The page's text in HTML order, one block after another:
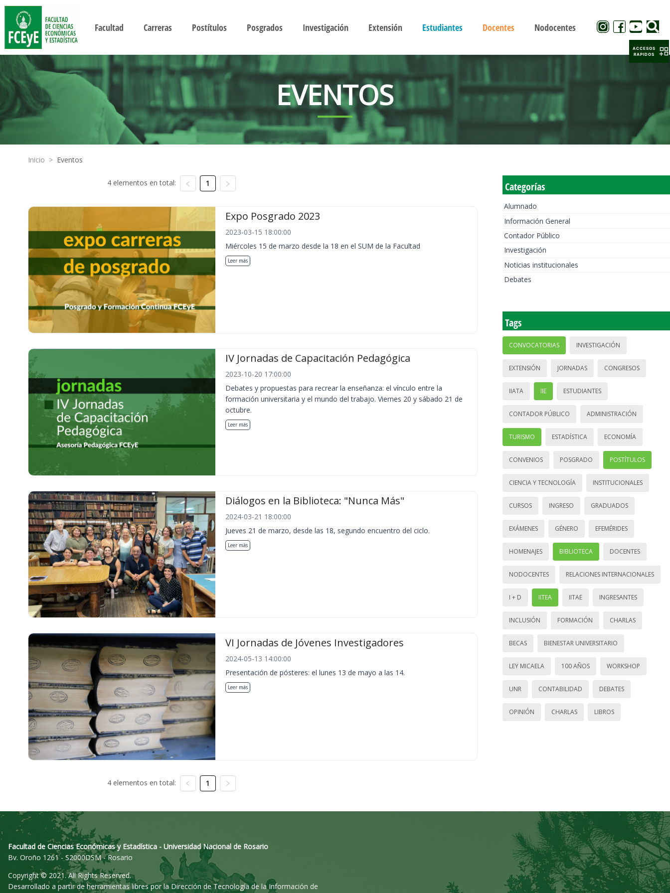
Facultad Carreras Postítulos Posgrados Investigación Extensión Estudiantes Docentes Nodocentes
EVENTOS
Inicio > Eventos
4 elementos en total: 1
Expo Posgrado 2023
2023-03-15 18:00:00
Miércoles 15 de marzo desde la 18 en el SUM de la Facultad
Leer más
IV Jornadas de Capacitación Pedagógica
2023-10-20 17:00:00
Debates y propuestas para recrear la enseñanza: el vínculo entre la
formación universitaria y el mundo del trabajo. Viernes 20 y sábado 21 de
octubre.
Leer más
Diálogos en la Biblioteca: "Nunca Más"
2024-03-21 18:00:00
Jueves 21 de marzo, desde las 18, segundo encuentro del ciclo.
Leer más
VI Jornadas de Jóvenes Investigadores
2024-05-13 14:00:00
Presentación de pósteres: el lunes 13 de mayo a las 14.
Leer más
4 elementos en total: 1
Categorías
Alumnado
Información General
Contador Público
Investigación
Noticias institucionales
Debates
Tags
CONVOCATORIAS INVESTIGACIÓN
EXTENSIÓN JORNADAS CONGRESOS
IIATA IIE ESTUDIANTES
CONTADOR PÚBLICO ADMINISTRACIÓN
TURISMO ESTADÍSTICA ECONOMÍA
CONVENIOS POSGRADO POSTÍTULOS
CIENCIA Y TECNOLOGÍA INSTITUCIONALES
CURSOS INGRESO GRADUADOS
EXÁMENES GÉNERO EFEMÉRIDES
HOMENAJES BIBLIOTECA DOCENTES
NODOCENTES RELACIONES INTERNACIONALES
I + D IITEA IITAE INGRESANTES
INCLUSIÓN FORMACIÓN CHARLAS
BECAS BIENESTAR UNIVERSITARIO
LEY MICAELA 100 AÑOS WORKSHOP
UNR CONTABILIDAD DEBATES
OPINIÓN CHARLAS LIBROS
Facultad de Ciencias Económicas y Estadística - Universidad Nacional de Rosario
Bv. Oroño 1261 - S2000DSM - Rosario
Copyright © 2021. All Rights Reserved.
Desarrollado a partir de herramientas libres por la Dirección de Tecnología de la Información de
ACCESOS
RAPIDOS